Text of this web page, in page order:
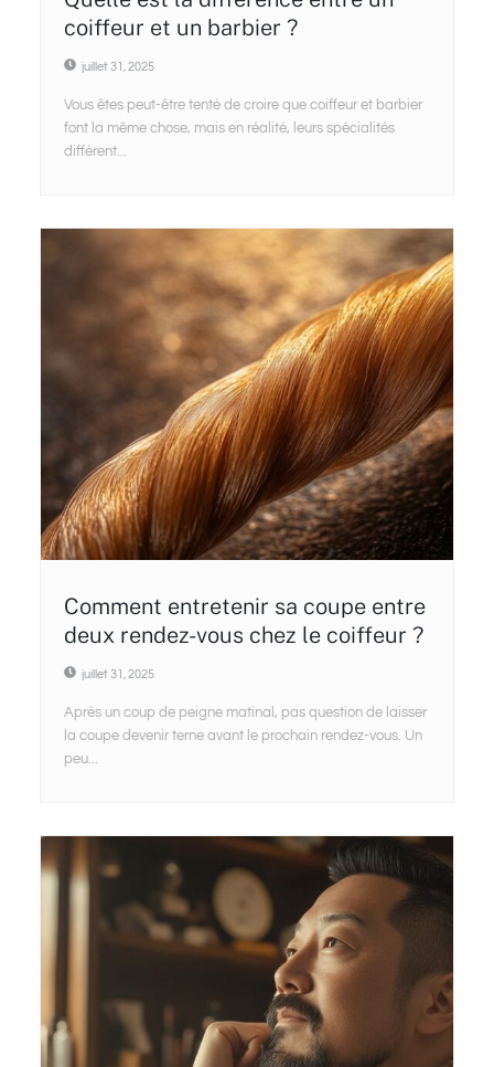
coiffeur et un barbier ?
juillet 31, 2025
Vous êtes peut-être tenté de croire que coiffeur et barbier
font la même chose, mais en réalité, leurs spécialités
diffèrent...
Comment entretenir sa coupe entre
deux rendez-vous chez le coiffeur ?
juillet 31, 2025
Après un coup de peigne matinal, pas question de laisser
la coupe devenir terne avant le prochain rendez-vous. Un
peu...